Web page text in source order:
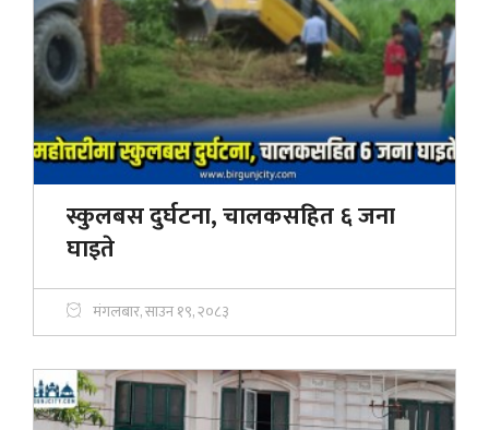
स्कुलबस दुर्घटना, चालकसहित ६ जना
घाइते
मंगलबार, साउन १९, २०८३